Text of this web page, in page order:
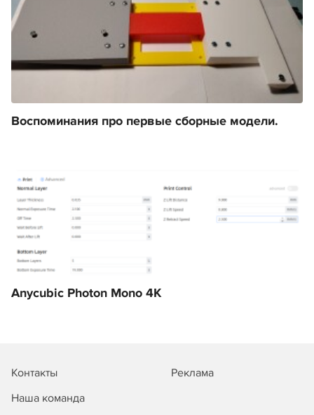
Воспоминания про первые сборные модели.
Anycubic Photon Mono 4K
Контакты
Реклама
Наша команда